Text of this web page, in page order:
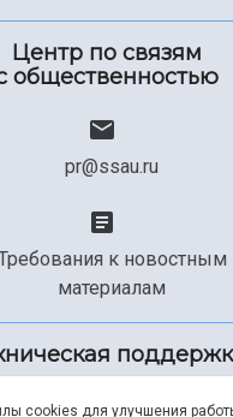
Центр по связям
общественностью
pr@ssau.ru
к новостным
материалам
cookies для улучшения